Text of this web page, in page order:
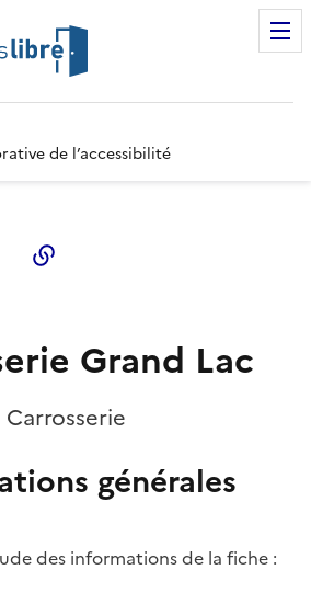
de l’accessibilité
Twitter)
Linkedin
Grand Lac
Carrosserie
générales
des informations de la fiche :